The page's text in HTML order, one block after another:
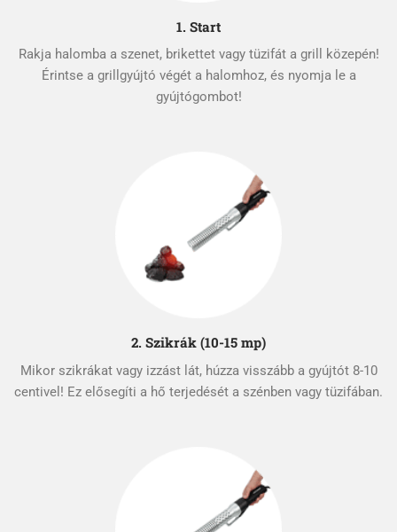
1. Start
Rakja halomba a szenet, brikettet vagy tüzifát a grill közepén!
Érintse a grillgyújtó végét a halomhoz, és nyomja le a
gyújtógombot!
2. Szikrák (10-15 mp)
Mikor szikrákat vagy izzást lát, húzza visszább a gyújtót 8-10
centivel! Ez elősegíti a hő terjedését a szénben vagy tüzifában.